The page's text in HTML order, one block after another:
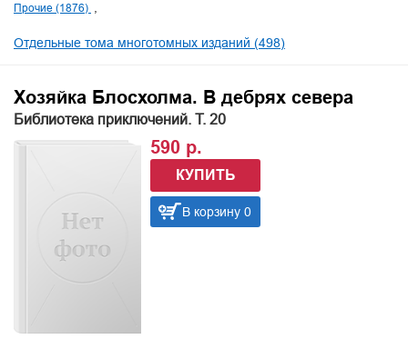
Прочие (1876)
Отдельные тома многотомных изданий (498)
Хозяйка Блосхолма. В дебрях севера
Библиотека приключений. Т. 20
590 р.
КУПИТЬ
В корзину 0